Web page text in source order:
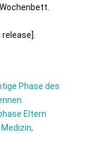
Phase des
Eltern